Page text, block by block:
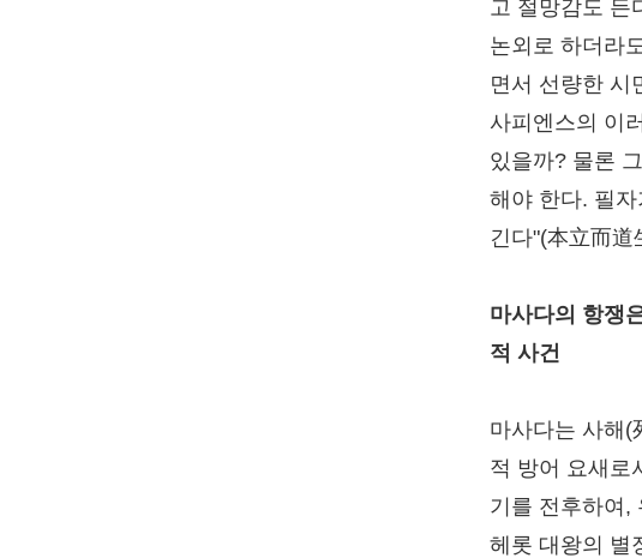
고 절망감도 든
논외로 하더라
면서 선량한 시
사피엔스의 이
있을까? 물론
해야 한다. 필
긴다"(本立而
마사다의 항쟁
적 사건
마사다는 사해(
적 방어 요새로
기를 전후하여,
헤롯 대왕의 별